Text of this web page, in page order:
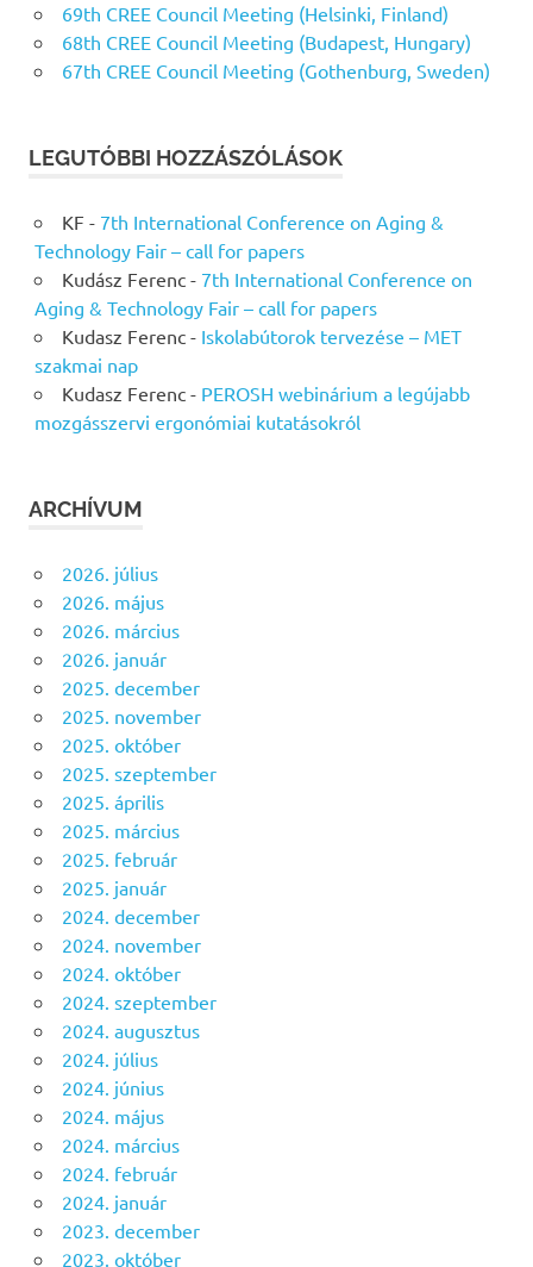
69th CREE Council Meeting (Helsinki, Finland)
68th CREE Council Meeting (Budapest, Hungary)
67th CREE Council Meeting (Gothenburg, Sweden)
LEGUTÓBBI HOZZÁSZÓLÁSOK
KF - 7th International Conference on Aging &
Technology Fair – call for papers
Kudász Ferenc- 7th International Conference on
Aging & Technology Fair – call for papers
Kudasz Ferenc- Iskolabútorok tervezése – MET
szakmai nap
Kudasz Ferenc- PEROSH webinárium a legújabb
mozgásszervi ergonómiai kutatásokról
ARCHÍVUM
2026. július
2026. május
2026. március
2026. január
2025. december
2025. november
2025. október
2025. szeptember
2025. április
2025. március
2025. február
2025. január
2024. december
2024. november
2024. október
2024. szeptember
2024. augusztus
2024. július
2024. június
2024. május
2024. március
2024. február
2024. január
2023. december
2023. október